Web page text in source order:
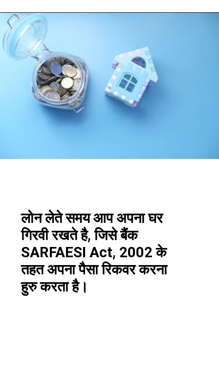
Opening
लोन लेते समय आप अपना घर
गिरवी रखते है, जिसे बैंक
SARFAESI Act, 2002 के
तहत अपना पैसा रिकवर करना
हुरु करता है।